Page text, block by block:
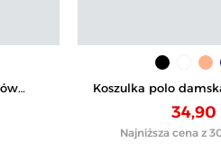
Koszulka polo
34,90
Najniższa cena z